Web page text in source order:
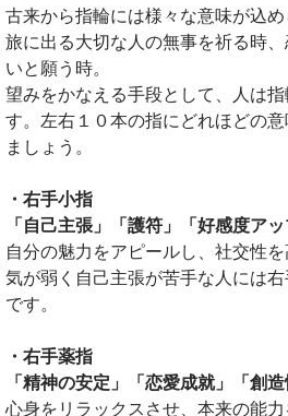
古来から指輪には様々な意味が込め
旅に出る大切な人の無事を祈る時
いと願う時。
望みをかなえる手段として、人は
す。左右１０本の指にどれほどの
ましょう。
・右手小指
「自己主張」「護符」「好感度アッ
自分の魅力をアピールし、社交性を
気が弱く自己主張が苦手な人には
です。
・右手薬指
「精神の安定」「恋愛成就」「創造
心身をリラックスさせ、本来の能力